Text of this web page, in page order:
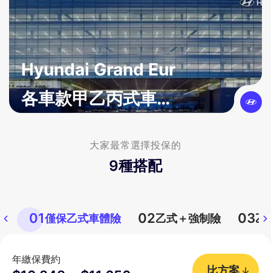
Hyundai Grand Eur
各車款甲乙丙式車體
大家最常選擇投保的
9種搭配
01僅保乙式車體險 02乙式＋強制險 03乙
年繳保費約
比方案